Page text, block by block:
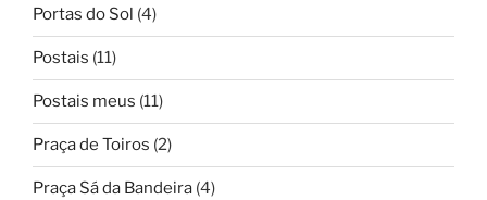
Portas do Sol (4)
Postais (11)
Postais meus (11)
Praça de Toiros (2)
Praça Sá da Bandeira (4)